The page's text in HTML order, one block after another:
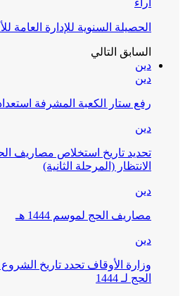
آراء
الحصيلة السنوية للإدارة العامة
السابق التالي
دين
دين
رفع ستار الكعبة المشرفة
دين
تحديد تاريخ استخلاص مصاريف
الانتظار (المرحلة الثانية)
دين
مصاريف الحج لموسم 1444 هـ
دين
وزارة الأوقاف تحدد تاريخ
الحج لـ 1444